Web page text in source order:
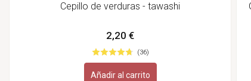
Cepillo de verduras - tawashi
2,20 €
(36)
Añadir al carrito